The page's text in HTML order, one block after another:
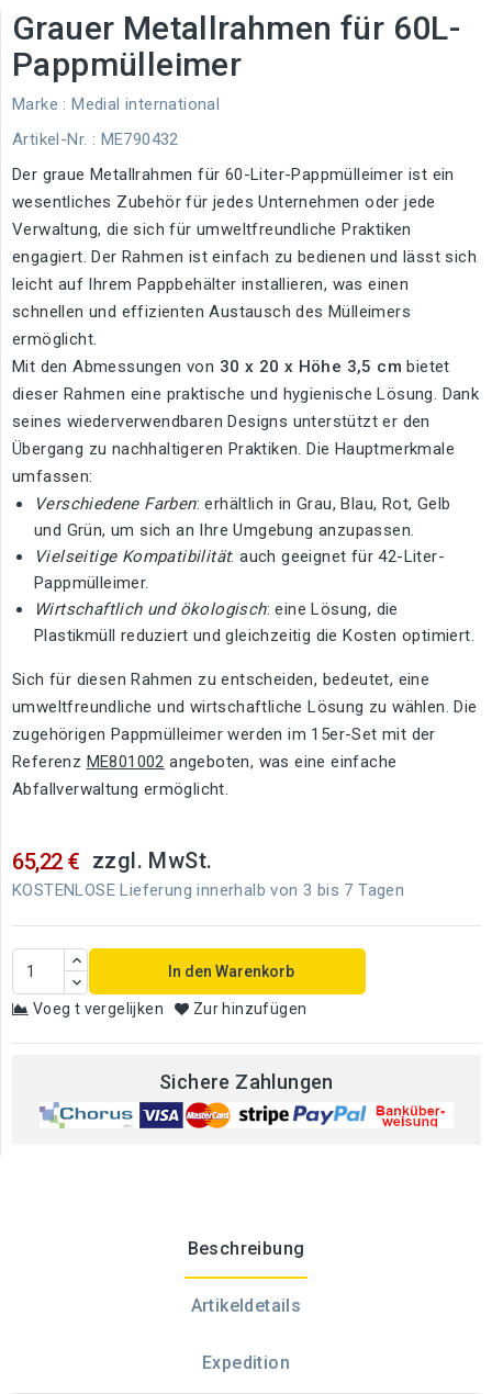
Grauer Metallrahmen für 60L-
Pappmülleimer
Marke : Medial international
Artikel-Nr. : ME790432
Der graue Metallrahmen für 60-Liter-Pappmülleimer ist ein
wesentliches Zubehör für jedes Unternehmen oder jede
Verwaltung, die sich für umweltfreundliche Praktiken
engagiert. Der Rahmen ist einfach zu bedienen und lässt sich
leicht auf Ihrem Pappbehälter installieren, was einen
schnellen und effizienten Austausch des Mülleimers
ermöglicht.
Mit den Abmessungen von 30 x 20 x Höhe 3,5 cm bietet
dieser Rahmen eine praktische und hygienische Lösung. Dank
seines wiederverwendbaren Designs unterstützt er den
Übergang zu nachhaltigeren Praktiken. Die Hauptmerkmale
umfassen:
Verschiedene Farben: erhältlich in Grau, Blau, Rot, Gelb
und Grün, um sich an Ihre Umgebung anzupassen.
Vielseitige Kompatibilität: auch geeignet für 42-Liter-
Pappmülleimer.
Wirtschaftlich und ökologisch: eine Lösung, die
Plastikmüll reduziert und gleichzeitig die Kosten optimiert.
Sich für diesen Rahmen zu entscheiden, bedeutet, eine
umweltfreundliche und wirtschaftliche Lösung zu wählen. Die
zugehörigen Pappmülleimer werden im 15er-Set mit der
Referenz ME801002 angeboten, was eine einfache
Abfallverwaltung ermöglicht.
65,22 € zzgl. MwSt.
KOSTENLOSE Lieferung innerhalb von 3 bis 7 Tagen
In den Warenkorb
Voeg t vergelijken Zur hinzufügen
Sichere Zahlungen
Beschreibung
Artikeldetails
Expedition